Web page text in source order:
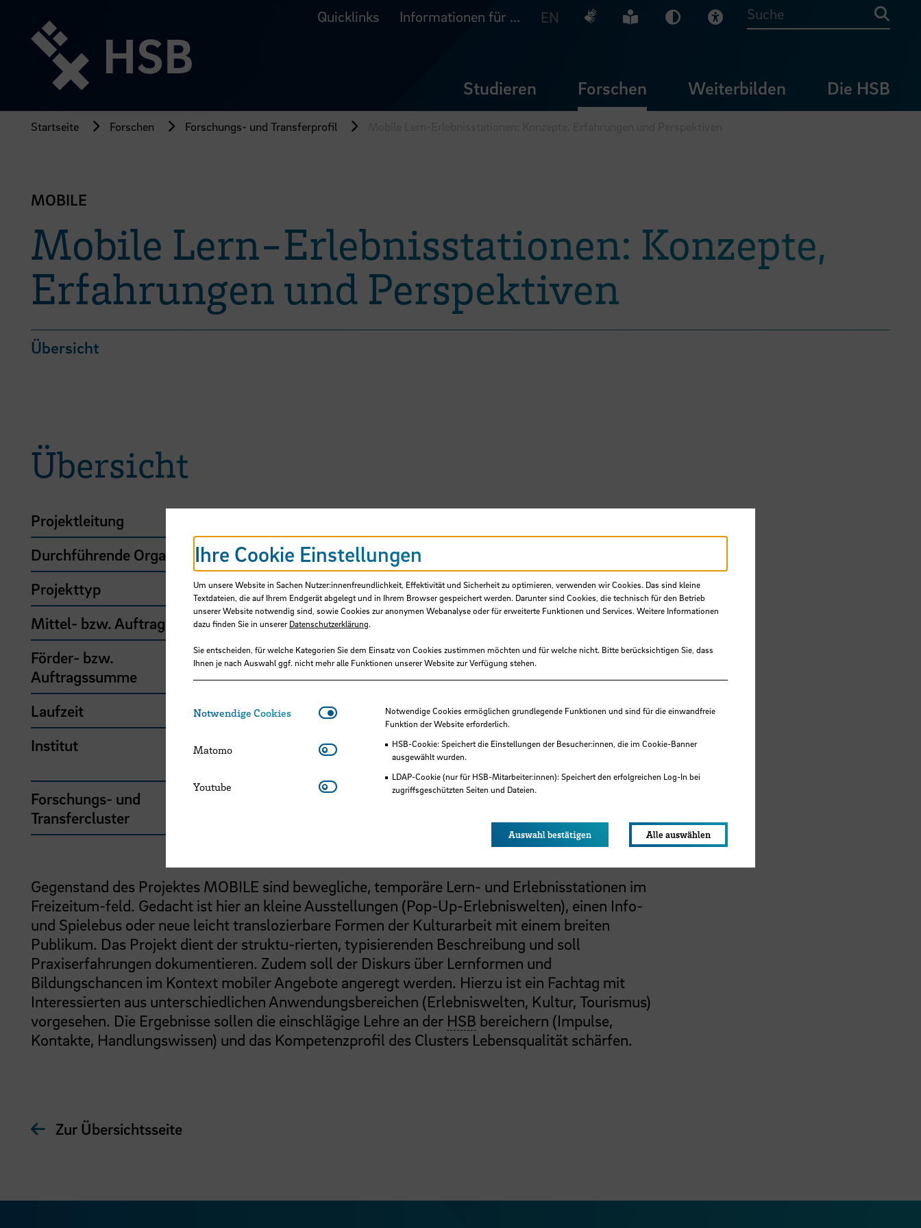
Seiteninhalt
springen
Quicklinks Informationen für ... EN Deutsche Gebärdensprache
Leichte Sprache
Dunkel-Modus
Visuelle Hilfe
Suche
Studieren Forschen Weiterbilden Die HSB
Startseite Forschen Forschungs- und Transferprofil
MOBILE
Mobile Lern-Erlebnisstationen: Konzepte,
Erfahrungen und Perspektiven
Übersicht
Übersicht
Projektleitung
Durchführende Organisation
Hochschule Bremen, Fakultät 3
Projekttyp
HSB-intern gefördertes Projekt
Mittel- bzw. Auftragsgeber
Hochschule Bremen, F&E-Fonds
Förder- bzw.
Auftragssumme
5.600,00 €
Laufzeit
04/2025 - 12/2025
Institut
Bremer Institut für Tourismuswirtschaft und
Freizeitforschung
Forschungs- und
Transfercluster
Gegenstand des Projektes MOBILE sind bewegliche, temporäre Lern- und Erlebnisstationen im
Freizeitum-feld. Gedacht ist hier an kleine Ausstellungen (Pop-Up-Erlebniswelten), einen Info-
und Spielebus oder neue leicht translozierbare Formen der Kulturarbeit mit einem breiten
Publikum. Das Projekt dient der struktu-rierten, typisierenden Beschreibung und soll
Praxiserfahrungen dokumentieren. Zudem soll der Diskurs über Lernformen und
Bildungschancen im Kontext mobiler Angebote angeregt werden. Hierzu ist ein Fachtag mit
Interessierten aus unterschiedlichen Anwendungsbereichen (Erlebniswelten, Kultur, Tourismus)
vorgesehen. Die Ergebnisse sollen die einschlägige Lehre an der HSB bereichern (Impulse,
Kontakte, Handlungswissen) und das Kompetenzprofil des Clusters Lebensqualität schärfen.
Zur Übersichtsseite
Ihre Cookie Einstellungen
Um unsere Website in Sachen Nutzer:innenfreundlichkeit, Effektivität und Sicherheit zu optimieren, verwenden wir Cookies. Das sind kleine
Textdateien, die auf Ihrem Endgerät abgelegt und in Ihrem Browser gespeichert werden. Darunter sind Cookies, die technisch für den Betrieb
unserer Website notwendig sind, sowie Cookies zur anonymen Webanalyse oder für erweiterte Funktionen und Services. Weitere Informationen
dazu finden Sie in unsererDatenschutzerklärung.
Sie entscheiden, für welche Kategorien Sie dem Einsatz von Cookies zustimmen möchten und für welche nicht. Bitte berücksichtigen Sie, dass
Ihnen je nach Auswahl ggf. nicht mehr alle Funktionen unserer Website zur Verfügung stehen.
Notwendige Cookies Notwendige CookiesNotwendige Cookies ermöglichen grundlegende Funktionen und sind für die einwandfreie
Funktion der Website erforderlich.
HSB-Cookie: Speichert die Einstellungen der Besucher:innen, die im Cookie-Banner
ausgewählt wurden.
LDAP-Cookie (nur für HSB-Mitarbeiter:innen): Speichert den erfolgreichen Log-In bei
zugriffsgeschützten Seiten und Dateien.
Matomo Matomo
Youtube Youtube
Auswahl bestätigen Alle auswählen